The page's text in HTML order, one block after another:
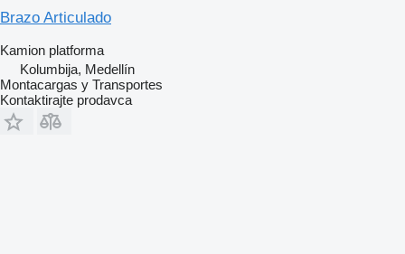
Brazo Articulado
Kamion platforma
Kolumbija, Medellín
Montacargas y Transportes
Kontaktirajte prodavca